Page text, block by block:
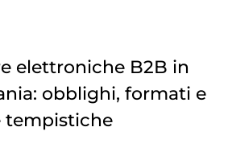
elettroniche B2B in
obblighi, formati e
tempistiche